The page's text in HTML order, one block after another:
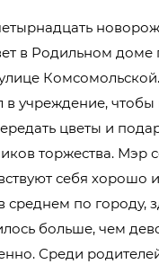
в Родильном доме
в учреждение, чтобы
цветы и
торжества. Мэр
себя хорошо
среднем по городу,
больше, чем
Среди